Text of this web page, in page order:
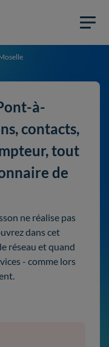
à-
contacts,
tout
de
ne réalise pas
dans cet
réseau et quand
- comme lors